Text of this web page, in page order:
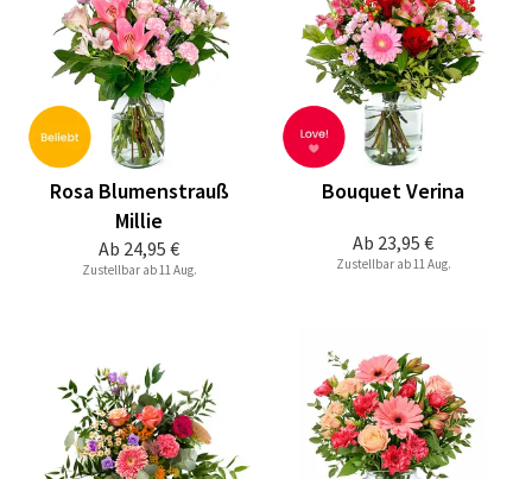
Ab 24,95 €
Rosa Blumenstrauß
Millie
Zustellbar ab 11 Aug.
Ab 23,95 €
Bouquet Verina
Zustellbar ab 11 Aug.